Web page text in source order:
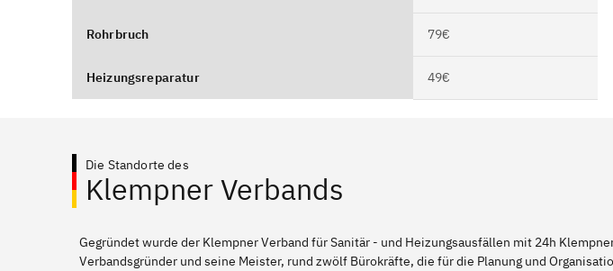
Rohrbruch 79€
Heizungsreparatur 49€
Die Standorte des
Klempner Verbands
Gegründet wurde der Klempner Verband für Sanitär - und Heizungsausfällen mit 24h
Verbandsgründer und seine Meister, rund zwölf Bürokräfte, die für die Planung und